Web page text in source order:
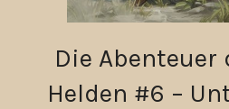
Die Abenteuer
Helden #6 –